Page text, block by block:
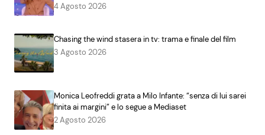
4 Agosto 2026
Chasing the wind stasera in tv: trama e finale del film
3 Agosto 2026
Monica Leofreddi grata a Milo Infante: “senza di lui sarei
finita ai margini” e lo segue a Mediaset
2 Agosto 2026